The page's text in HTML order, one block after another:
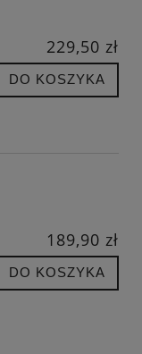
229,50 zł
DO KOSZYKA
189,90 zł
DO KOSZYKA